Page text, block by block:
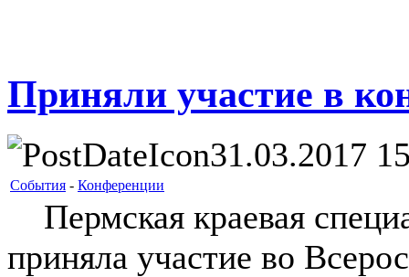
Приняли участие в
31.03.2017
События - Конференции
Пермская краевая
приняла участие во